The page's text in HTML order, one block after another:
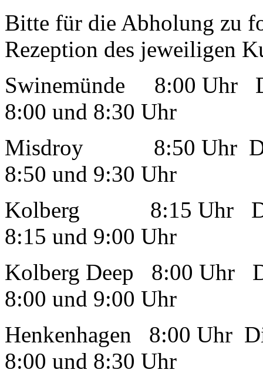
Bitte für die Abholung zu
Rezeption des jeweiligen
Swinemünde 8:00 Uhr
8:00 und 8:30 Uhr
Misdroy 8:50 Uhr Die
8:50 und 9:30 Uhr
Kolberg 8:15 Uhr Die
8:15 und 9:00 Uhr
Kolberg Deep 8:00 Uhr
8:00 und 9:00 Uhr
Henkenhagen 8:00 Uhr
8:00 und 8:30 Uhr